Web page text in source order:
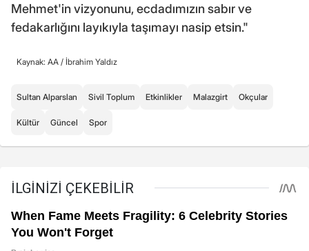
Mehmet'in vizyonunu, ecdadımızın sabır ve
fedakarlığını layıkıyla taşımayı nasip etsin."
Kaynak: AA / İbrahim Yaldız
Sultan Alparslan Sivil Toplum Etkinlikler Malazgirt Okçular
Kültür Güncel Spor